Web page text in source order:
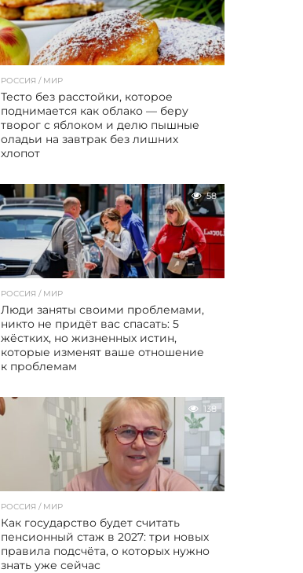
РОССИЯ / МИР
Тесто без расстойки, которое
поднимается как облако — беру
творог с яблоком и делю пышные
оладьи на завтрак без лишних
хлопот
58
РОССИЯ / МИР
Люди заняты своими проблемами,
никто не придёт вас спасать: 5
жёстких, но жизненных истин,
которые изменят ваше отношение
к проблемам
138
РОССИЯ / МИР
Как государство будет считать
пенсионный стаж в 2027: три новых
правила подсчёта, о которых нужно
знать уже сейчас